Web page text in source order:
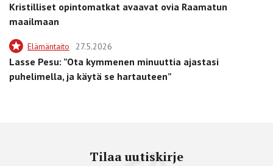
Kristilliset opintomatkat avaavat ovia Raamatun
maailmaan
Elämäntaito 27.5.2026
Lasse Pesu: ”Ota kymmenen minuuttia ajastasi
puhelimella, ja käytä se hartauteen”
Tilaa uutiskirje